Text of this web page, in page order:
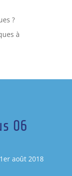
?
à
06
août 2018